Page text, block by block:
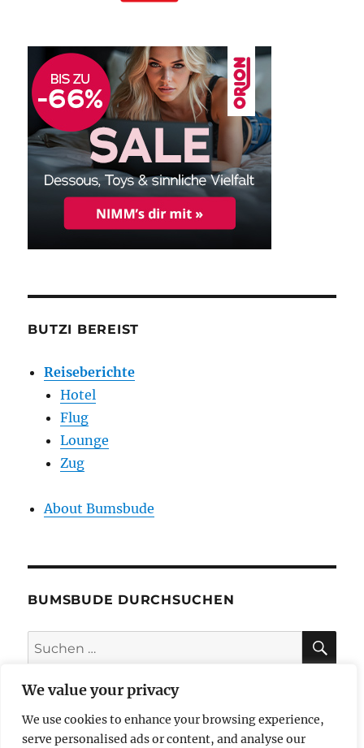
We value your privacy
We use cookies to enhance your browsing experience,
serve personalised ads or content, and analyse our
BUTZI BEREIST
Reiseberichte
Hotel
Flug
Lounge
Zug
About Bumsbude
BUMSBUDE DURCHSUCHEN
Suche
nach:
impressum